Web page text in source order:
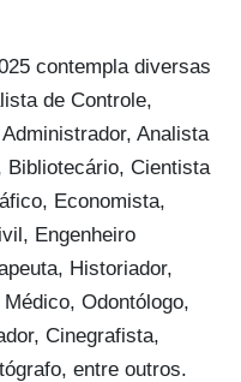
contempla diversas
de Controle,
Analista
Cientista
Economista,
Engenheiro
Historiador,
Odontólogo,
Cinegrafista,
entre outros.